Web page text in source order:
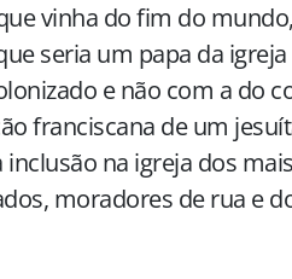
vinha do fim do
seria um papa da
e não com a do
franciscana de um
inclusão na igreja dos
moradores de rua e